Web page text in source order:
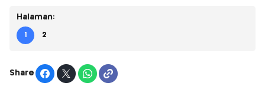
Halaman:
1 2
Share